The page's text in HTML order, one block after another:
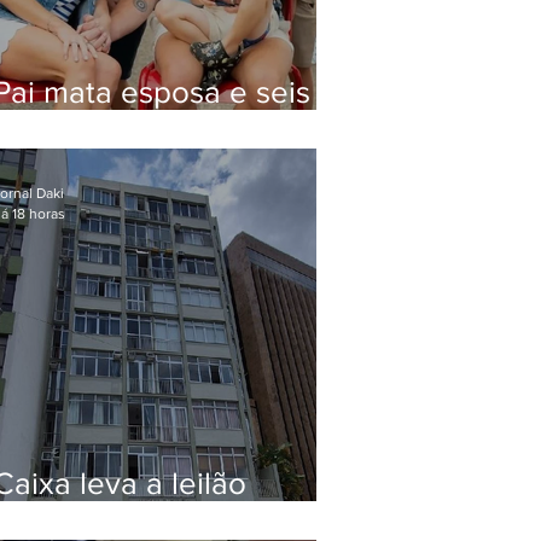
mata esposa e seis
leva a leilão
Daki
18 horas